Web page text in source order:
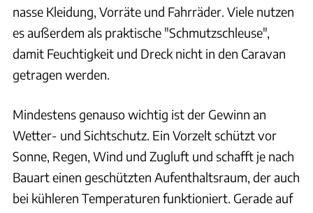
nasse Kleidung, Vorräte und Fahrräder. Viele nutzen
es außerdem als praktische "Schmutzschleuse",
damit Feuchtigkeit und Dreck nicht in den Caravan
getragen werden.
Mindestens genauso wichtig ist der Gewinn an
Wetter- und Sichtschutz. Ein Vorzelt schützt vor
Sonne, Regen, Wind und Zugluft und schafft je nach
Bauart einen geschützten Aufenthaltsraum, der auch
bei kühleren Temperaturen funktioniert. Gerade auf